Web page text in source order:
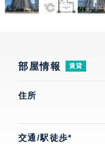
部屋情報 賃貸
住所
交通/駅徒歩*